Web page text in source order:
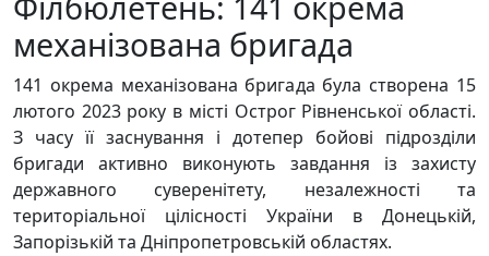
механізована бригада
141 окрема механізована бригада була створена 15
лютого 2023 року в місті Острог Рівненської області.
З часу її заснування і дотепер бойові підрозділи
бригади активно виконують завдання із захисту
державного суверенітету, незалежності та
територіальної цілісності України в Донецькій,
Запорізькій та Дніпропетровській областях.